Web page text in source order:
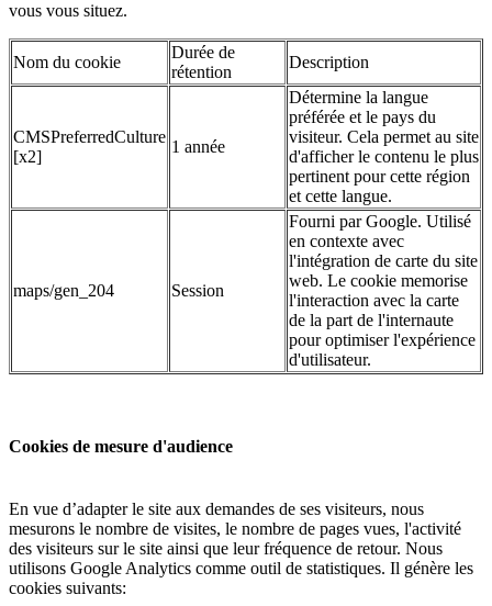
vous vous situez.
Nom du cookie
Durée de
rétention
Description
CMSPreferredCulture
[x2]
1 année
Détermine la langue
préférée et le pays du
visiteur. Cela permet au site
d'afficher le contenu le plus
pertinent pour cette région
et cette langue.
maps/gen_204 Session
Fourni par Google. Utilisé
en contexte avec
l'intégration de carte du site
web. Le cookie memorise
l'interaction avec la carte
de la part de l'internaute
pour optimiser l'expérience
d'utilisateur.
Cookies de mesure d'audience
En vue d’adapter le site aux demandes de ses visiteurs, nous
mesurons le nombre de visites, le nombre de pages vues, l'activité
des visiteurs sur le site ainsi que leur fréquence de retour. Nous
utilisons Google Analytics comme outil de statistiques. Il génère les
cookies suivants: